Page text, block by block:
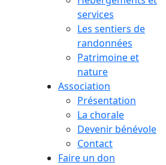
services
Les sentiers de
randonnées
Patrimoine et
nature
Association
Présentation
La chorale
Devenir bénévole
Contact
Faire un don